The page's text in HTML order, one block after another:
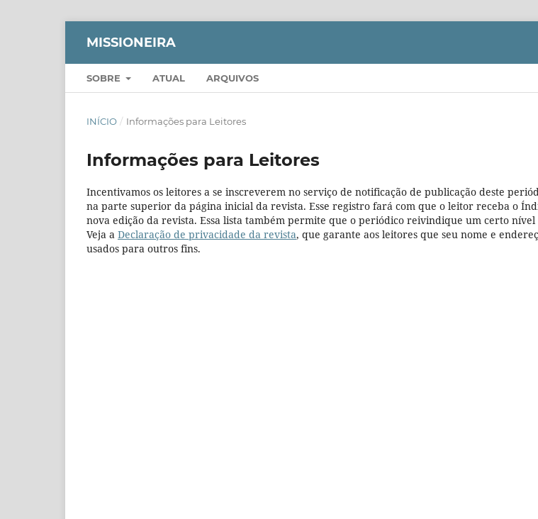
MISSIONEIRA
SOBRE ATUAL ARQUIVOS
INÍCIO / Informações para Leitores
Informações para Leitores
Incentivamos os leitores a se inscreverem no serviço de notificação de publicação deste
na parte superior da página inicial da revista. Esse registro fará com que o leitor receba o
nova edição da revista. Essa lista também permite que o periódico reivindique um certo
Veja a Declaração de privacidade da revista, que garante aos leitores que seu nome e
usados para outros fins.